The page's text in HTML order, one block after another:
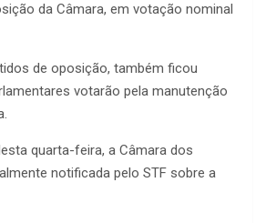
da Câmara, em votação nominal
de oposição, também ficou
votarão pela manutenção
quarta-feira, a Câmara dos
notificada pelo STF sobre a